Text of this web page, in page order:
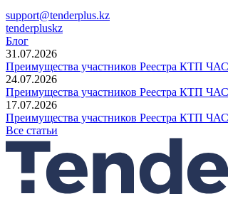
support@tenderplus.kz
tenderpluskz
Блог
31.07.2026
Преимущества участников Реестра КТП
24.07.2026
Преимущества участников Реестра КТП
17.07.2026
Преимущества участников Реестра КТП
Все статьи